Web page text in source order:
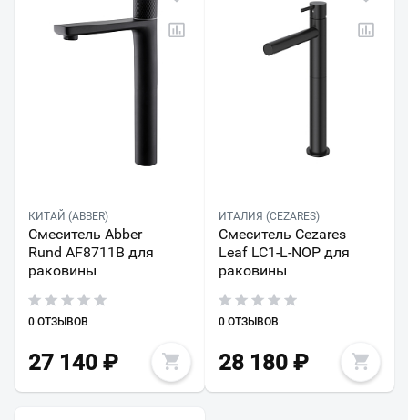
КИТАЙ (ABBER)
Смеситель Abber
Rund AF8711B для
раковины
0 ОТЗЫВОВ
27 140 ₽
ИТАЛИЯ (CEZARES)
Смеситель Cezares
Leaf LC1-L-NOP для
раковины
0 ОТЗЫВОВ
28 180₽